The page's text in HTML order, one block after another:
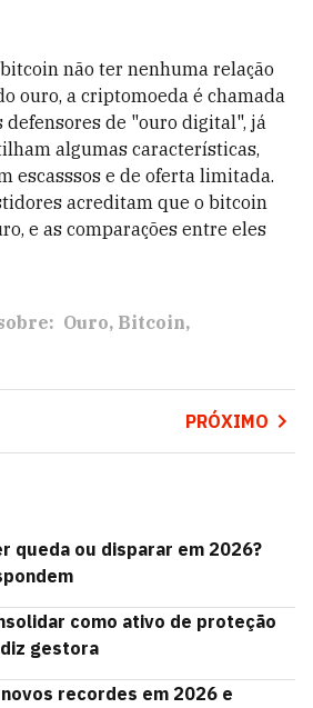
não ter nenhuma relação
ouro, a criptomoeda é chamada
defensores de "ouro digital", já
algumas características,
escasssos e de oferta limitada.
acreditam que o bitcoin
e as comparações entre eles
Ouro Bitcoin
PRÓXIMO
queda ou disparar em 2026?
como ativo de proteção
gestora
recordes em 2026 e